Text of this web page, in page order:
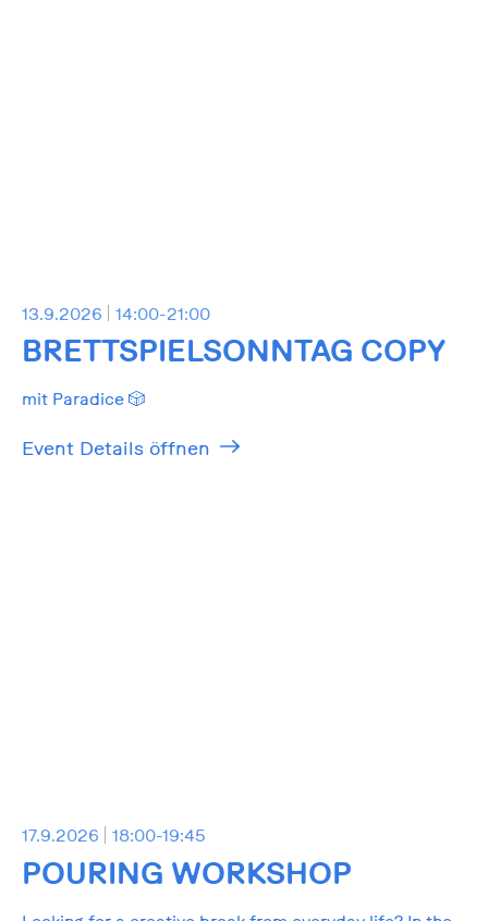
13.9.2026 14:00-21:00
BRETTSPIELSONNTAG COPY
mit Paradice 🎲
Event Details öffnen
17.9.2026 18:00-19:45
POURING WORKSHOP